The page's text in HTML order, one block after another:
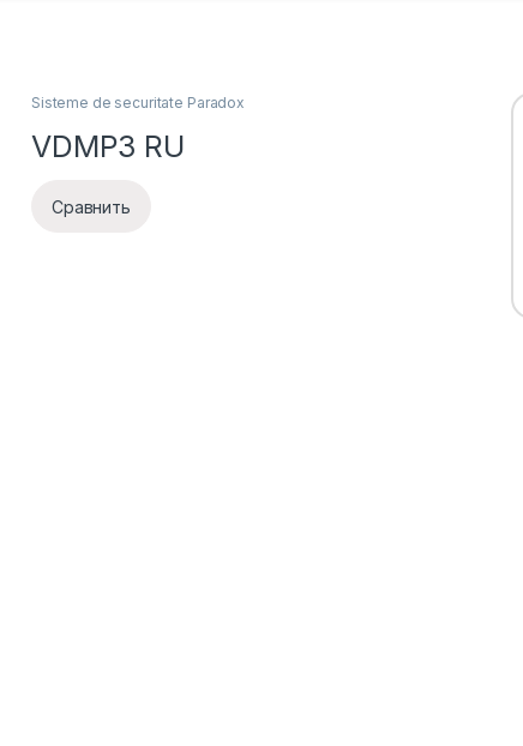
Sisteme de securitate Paradox
VDMP3 RU
Сравнить